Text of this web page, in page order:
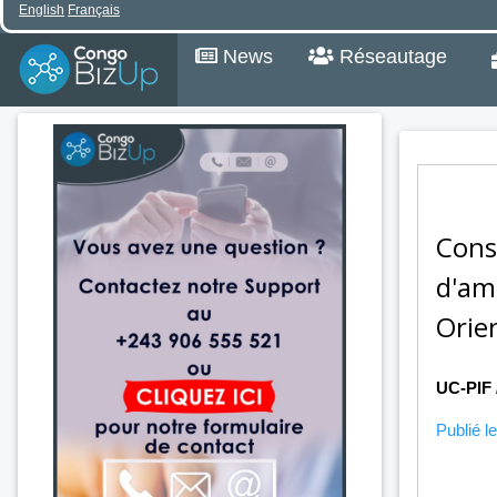
English Français
News Réseautage
UC-PIF
Publié